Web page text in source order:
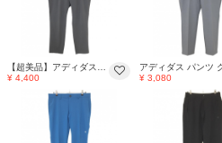
【超美品】アディダス パンツ グレー シンプル バックロゴ メンズ 82 ゴルフウェア adidas
¥ 4,400
¥ 3,080